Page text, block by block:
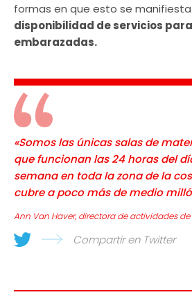
formas en que esto se
disponibilidad de servicios
embarazadas.
«Somos las únicas salas de
que funcionan las 24 horas del
semana en toda la zona de la
cubre a poco más de medio
Ann Van Haver, directora de actividades de
Compartir en Twitter